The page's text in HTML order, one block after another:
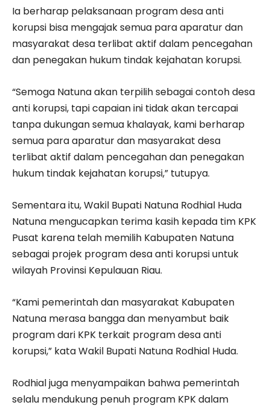
Ia berharap pelaksanaan program desa anti
korupsi bisa mengajak semua para aparatur dan
masyarakat desa terlibat aktif dalam pencegahan
dan penegakan hukum tindak kejahatan korupsi.
“Semoga Natuna akan terpilih sebagai contoh desa
anti korupsi, tapi capaian ini tidak akan tercapai
tanpa dukungan semua khalayak, kami berharap
semua para aparatur dan masyarakat desa
terlibat aktif dalam pencegahan dan penegakan
hukum tindak kejahatan korupsi,” tutupya.
Sementara itu, Wakil Bupati Natuna Rodhial Huda
Natuna mengucapkan terima kasih kepada tim KPK
Pusat karena telah memilih Kabupaten Natuna
sebagai projek program desa anti korupsi untuk
wilayah Provinsi Kepulauan Riau.
“Kami pemerintah dan masyarakat Kabupaten
Natuna merasa bangga dan menyambut baik
program dari KPK terkait program desa anti
korupsi,” kata Wakil Bupati Natuna Rodhial Huda.
Rodhial juga menyampaikan bahwa pemerintah
selalu mendukung penuh program KPK dalam